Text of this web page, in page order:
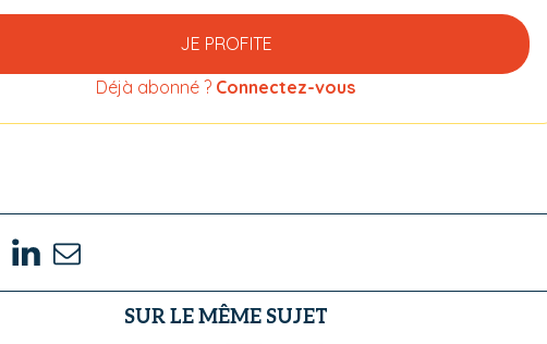
JE PROFITE
Déjà abonné ? Connectez-vous
SUR LE MÊME SUJET